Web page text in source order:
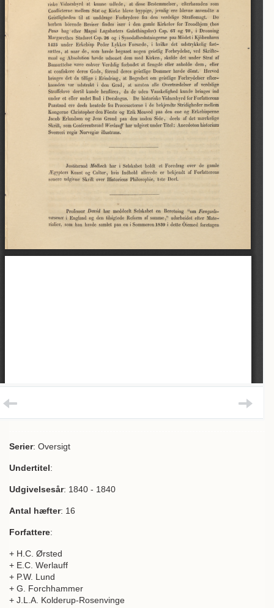
Serier: Oversigt
Undertitel:
Udgivelsesår: 1840 - 1840
Antal hæfter: 16
Forfattere:
+ H.C. Ørsted
+ E.C. Werlauff
+ P.W. Lund
+ G. Forchhammer
+ J.L.A. Kolderup-Rosenvinge